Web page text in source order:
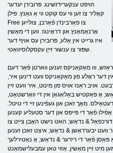
הויפּט ענקערידזשינג. פּרובירן יעדער
קאָליר צו זען ווי עס קוקט ווי אַ גאַנץ. פילן
Free צו פאַרבינדן פֿאַרבן, צולייגן
אָרנאַמאַנץ און דראָינגז. ווען די מאַשין
איז גרייט אין אַלע, פּרובירן עס אויף דער
שפּור צו ענשור זייַן עקסקלוסיוואַטי.
ווו מאַקאַניקס זענען ווארטן פֿאַר דעם
דער ראָלע פון ​​מאַקאַניקס וועט דינען איר,
אויב ראַנז אויס פון מינוט, איר וועט זיין
אַ פאַקטיש באַלאַגאַן אין די וואַרשטאַט,
דעטאַילס. מאַך זאכן און געפֿינען זיי די טיטל.
פֿאַר די פּייפּס און דער סטעליע קענען
דורכפאַל & נדאַש; האט נישט האָבן צייַט צו
וועט יבערראַשן & נדאַש; איצט זאכן זענען
אַ פּאַסן פֿאַר די רידער & נדאַש; אַ נאַטירלעך
מיט זיין מאַשין, אַזוי טאן עמבעלישמאַנט